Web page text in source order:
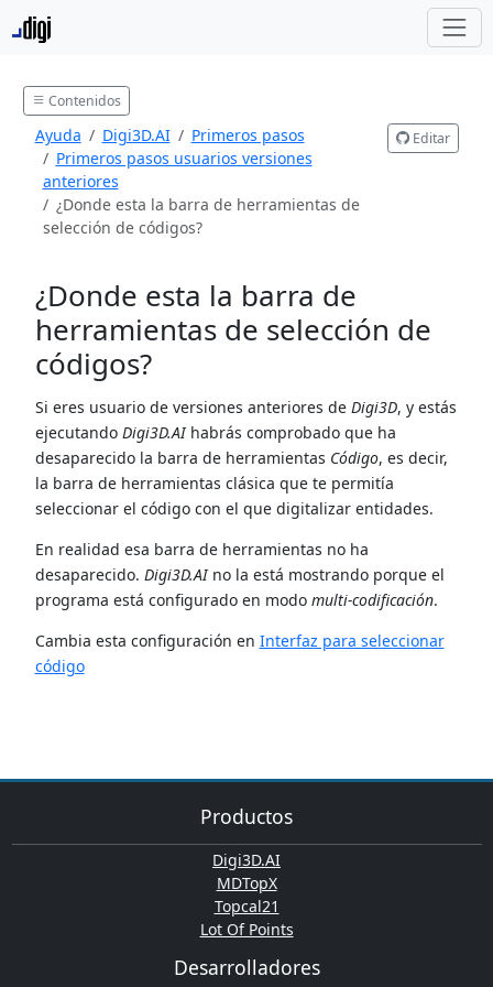
Contenidos
Ayuda Digi3D.AI
Primeros pasos
Primeros pasos usuarios versiones
anteriores
¿Donde esta la barra de herramientas de
selección de códigos?
Editar
¿Donde esta la barra de
herramientas de selección de
códigos?
Si eres usuario de versiones anteriores de Digi3D, y estás
ejecutando Digi3D.AIhabrás comprobado que ha
desaparecido la barra de herramientas Código, es decir,
la barra de herramientas clásica que te permitía
seleccionar el código con el que digitalizar entidades.
En realidad esa barra de herramientas no ha
desaparecido. Digi3D.AIno la está mostrando porque el
programa está configurado en modo multi-codificación.
Cambia esta configuración en Interfaz para seleccionar
código
Productos
Digi3D.AI
MDTopX
Topcal21
Lot Of Points
Desarrolladores